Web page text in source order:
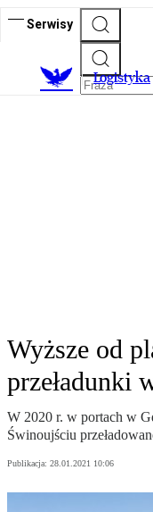
Serwisy
Logistyka
Wyższe od
przeładunki
W 2020 r. w portach w
Świnoujściu
Publikacja: 28.01.2021 10:06